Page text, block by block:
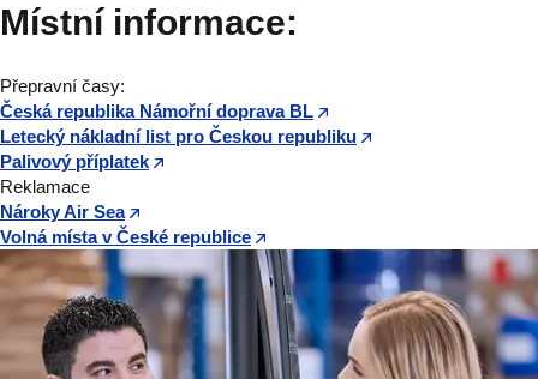
Místní informace:
Přepravní časy:
Česká republika Námořní doprava BL
Letecký nákladní list pro Českou republiku
Palivový příplatek
Reklamace
Nároky Air Sea
Volná místa v České republice